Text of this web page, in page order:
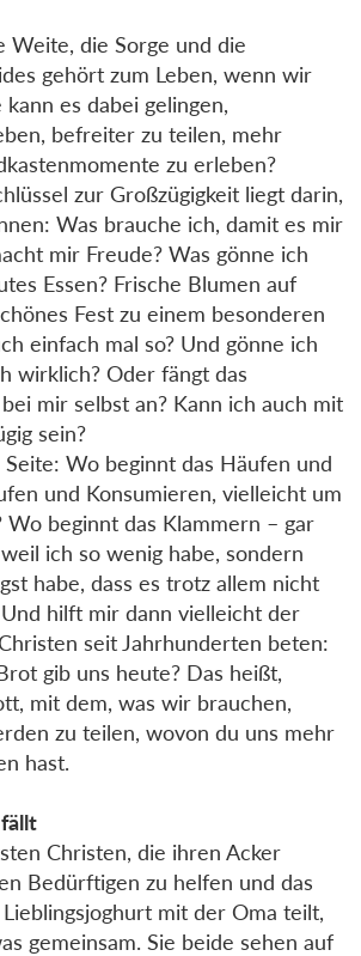
Weite, die Sorge und die
gehört zum Leben, wenn wir
es dabei gelingen,
befreiter zu teilen, mehr
zu erleben?
zur Großzügigkeit liegt darin,
Was brauche ich, damit es mir
mir Freude? Was gönne ich
Essen? Frische Blumen auf
Fest zu einem besonderen
einfach mal so? Und gönne ich
wirklich? Oder fängt das
mir selbst an? Kann ich auch mit
sein?
Wo beginnt das Häufen und
und Konsumieren, vielleicht um
Wo beginnt das Klammern – gar
ich so wenig habe, sondern
habe, dass es trotz allem nicht
hilft mir dann vielleicht der
seit Jahrhunderten beten:
gib uns heute? Das heißt,
mit dem, was wir brauchen,
zu teilen, wovon du uns mehr
hast.
Christen, die ihren Acker
Bedürftigen zu helfen und das
mit der Oma teilt,
gemeinsam. Sie beide sehen auf